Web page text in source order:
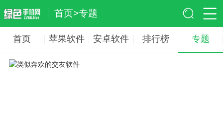
首页>专题
首页 苹果软件 安卓软件 排行榜 专题